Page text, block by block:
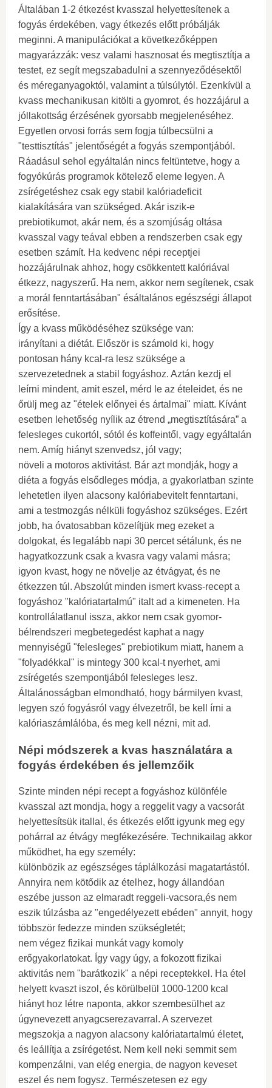
Általában 1-2 étkezést kvasszal helyettesítenek a
fogyás érdekében, vagy étkezés előtt próbálják
meginni. A manipulációkat a következőképpen
magyarázzák: vesz valami hasznosat és megtisztítja a
testet, ez segít megszabadulni a szennyeződésektől
és méreganyagoktól, valamint a túlsúlytól. Ezenkívül a
kvass mechanikusan kitölti a gyomrot, és hozzájárul a
jóllakottság érzésének gyorsabb megjelenéséhez.
Egyetlen orvosi forrás sem fogja túlbecsülni a
"testtisztítás" jelentőségét a fogyás szempontjából.
Ráadásul sehol egyáltalán nincs feltüntetve, hogy a
fogyókúrás programok kötelező eleme legyen. A
zsírégetéshez csak egy stabil kalóriadeficit
kialakítására van szükséged. Akár iszik-e
prebiotikumot, akár nem, és a szomjúság oltása
kvasszal vagy teával ebben a rendszerben csak egy
esetben számít. Ha kedvenc népi receptjei
hozzájárulnak ahhoz, hogy csökkentett kalóriával
étkezz, nagyszerű. Ha nem, akkor nem segítenek, csak
a morál fenntartásában" ésáltalános egészségi állapot
erősítése.
Így a kvass működéséhez szüksége van:
irányítani a diétát. Először is számold ki, hogy
pontosan hány kcal-ra lesz szüksége a
szervezetednek a stabil fogyáshoz. Aztán kezdj el
leírni mindent, amit eszel, mérd le az ételeidet, és ne
őrülj meg az "ételek előnyei és ártalmai" miatt. Kívánt
esetben lehetőség nyílik az étrend „megtisztítására” a
felesleges cukortól, sótól és koffeintől, vagy egyáltalán
nem. Amíg hiányt szenvedsz, jól vagy;
növeli a motoros aktivitást. Bár azt mondják, hogy a
diéta a fogyás elsődleges módja, a gyakorlatban szinte
lehetetlen ilyen alacsony kalóriabevitelt fenntartani,
ami a testmozgás nélküli fogyáshoz szükséges. Ezért
jobb, ha óvatosabban közelítjük meg ezeket a
dolgokat, és legalább napi 30 percet sétálunk, és ne
hagyatkozzunk csak a kvasra vagy valami másra;
igyon kvast, hogy ne növelje az étvágyat, és ne
étkezzen túl. Abszolút minden ismert kvass-recept a
fogyáshoz "kalóriatartalmú" italt ad a kimeneten. Ha
kontrollálatlanul issza, akkor nem csak gyomor-
bélrendszeri megbetegedést kaphat a nagy
mennyiségű "felesleges" prebiotikum miatt, hanem a
"folyadékkal" is mintegy 300 kcal-t nyerhet, ami
zsírégetés szempontjából felesleges lesz.
Általánosságban elmondható, hogy bármilyen kvast,
legyen szó fogyásról vagy élvezetről, be kell írni a
kalóriaszámlálóba, és meg kell nézni, mit ad.
Népi módszerek a kvas használatára a
fogyás érdekében és jellemzőik
Szinte minden népi recept a fogyáshoz különféle
kvasszal azt mondja, hogy a reggelit vagy a vacsorát
helyettesítsük itallal, és étkezés előtt igyunk meg egy
pohárral az étvágy megfékezésére. Technikailag akkor
működhet, ha egy személy:
különbözik az egészséges táplálkozási magatartástól.
Annyira nem kötődik az ételhez, hogy állandóan
eszébe jusson az elmaradt reggeli-vacsora,és nem
eszik túlzásba az "engedélyezett ebéden" annyit, hogy
többször fedezze minden szükségletét;
nem végez fizikai munkát vagy komoly
erőgyakorlatokat. Így vagy úgy, a fokozott fizikai
aktivitás nem "barátkozik" a népi receptekkel. Ha étel
helyett kvaszt iszol, és körülbelül 1000-1200 kcal
hiányt hoz létre naponta, akkor szembesülhet az
úgynevezett anyagcserezavarral. A szervezet
megszokja a nagyon alacsony kalóriatartalmú életet,
és leállítja a zsírégetést. Nem kell neki semmit sem
kompenzálni, van elég energia, de nagyon keveset
eszel és nem fogysz. Természetesen ez egy